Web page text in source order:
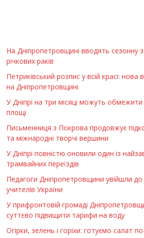
На Дніпропетровщині вводять сезонну
річкових раків
Петриківський розпис у всій красі: нова
на Дніпропетровщині
У Дніпрі на три місяці можуть обмежити
площі
Письменниця з Покрова продовжує
та міжнародні творчі вершини
У Дніпрі повністю оновили один із
трамвайних переїздів
Педагоги Дніпропетровщини увійшли
учителів України
У прифронтовій громаді
суттєво підвищити тарифи на воду
Огірки, зелень і горіхи: готуємо салат